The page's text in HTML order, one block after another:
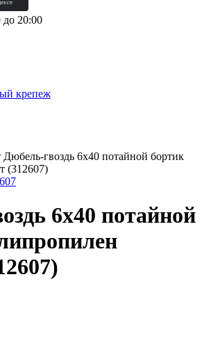
20:00
крепеж
гвоздь 6х40 потайной бортик
(312607)
6х40 потайной